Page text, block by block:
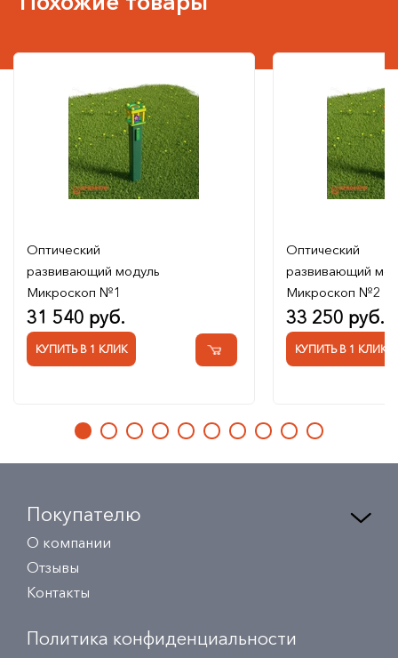
Оптический
развивающий модуль
Микроскоп №1
31 540 руб.
КУПИТЬ В 1 КЛИК
Оптический
развивающий
Микроскоп №2
33 250 руб.
КУПИТЬ В 1 КЛИК
Покупателю
О компании
Отзывы
Контакты
Политика конфиденциальности